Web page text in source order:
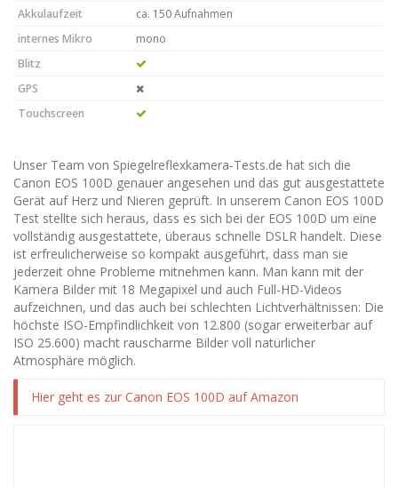
Akkulaufzeit
ca. 150 Aufnahmen
internes Mikro
mono
Blitz
GPS
Touchscreen
Unser Team von Spiegelreflexkamera-Tests.de hat sich die
Canon EOS 100D genauer angesehen und das gut ausgestattete
Gerät auf Herz und Nieren geprüft. In unserem Canon EOS 100D
Test stellte sich heraus, dass es sich bei der EOS 100D um eine
vollständig ausgestattete, überaus schnelle DSLR handelt. Diese
ist erfreulicherweise so kompakt ausgeführt, dass man sie
jederzeit ohne Probleme mitnehmen kann. Man kann mit der
Kamera Bilder mit 18 Megapixel und auch Full-HD-Videos
aufzeichnen, und das auch bei schlechten Lichtverhältnissen: Die
höchste ISO-Empfindlichkeit von 12.800 (sogar erweiterbar auf
ISO 25.600) macht rauscharme Bilder voll natürlicher
Atmosphäre möglich.
Hier geht es zur Canon EOS 100D auf Amazon